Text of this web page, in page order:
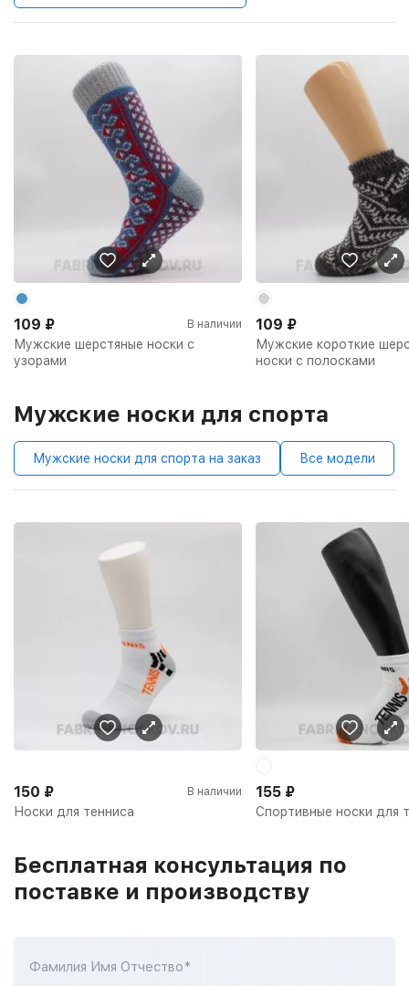
Мужские шерстяные носки с
узорами
109 ₽ В наличии
Мужские короткие
носки с полосками
109 ₽
Мужские носки для спорта
Мужские носки для спорта на заказ Все модели
Носки для тенниса
150 ₽ В наличии
Спортивные носки для
155 ₽
Бесплатная консультация по
поставке и производству
Фамилия Имя Отчество*